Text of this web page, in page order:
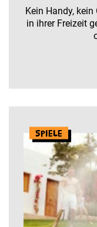
Kein Handy,
in ihrer Freizeit
Spiele